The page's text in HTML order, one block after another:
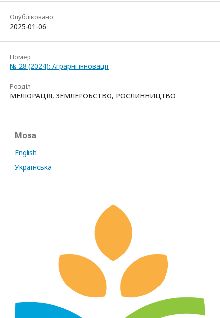
Опубліковано
2025-01-06
Номер
№ 28 (2024): Аграрні інновації
Розділ
МЕЛІОРАЦІЯ, ЗЕМЛЕРОБСТВО, РОСЛИННИЦТВО
Мова
English
Українська